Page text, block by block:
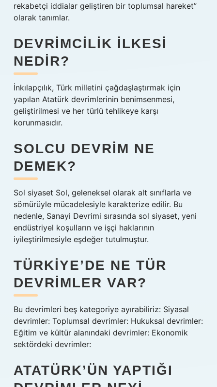
rekabetçi iddialar geliştiren bir toplumsal hareket”
olarak tanımlar.
DEVRIMCILIK ILKESI
NEDIR?
İnkılapçılık, Türk milletini çağdaşlaştırmak için
yapılan Atatürk devrimlerinin benimsenmesi,
geliştirilmesi ve her türlü tehlikeye karşı
korunmasıdır.
SOLCU DEVRIM NE
DEMEK?
Sol siyaset Sol, geleneksel olarak alt sınıflarla ve
sömürüyle mücadelesiyle karakterize edilir. Bu
nedenle, Sanayi Devrimi sırasında sol siyaset, yeni
endüstriyel koşulların ve işçi haklarının
iyileştirilmesiyle eşdeğer tutulmuştur.
TÜRKIYE’DE NE TÜR
DEVRIMLER VAR?
Bu devrimleri beş kategoriye ayırabiliriz: Siyasal
devrimler: Toplumsal devrimler: Hukuksal devrimler:
Eğitim ve kültür alanındaki devrimler: Ekonomik
sektördeki devrimler:
ATATÜRK’ÜN YAPTIĞI